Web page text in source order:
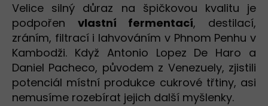
Velice silný důraz na špičkovou kvalitu je
podpořen vlastní fermentací, destilací,
zráním, filtrací i lahvováním v Phnom Penhu v
Kambodži. Když Antonio Lopez De Haro a
Daniel Pacheco, původem z Venezuely, zjistili
potenciál místní produkce cukrové třtiny, asi
nemusíme rozebírat jejich další myšlenky.